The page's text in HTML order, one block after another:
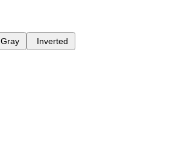
Gray Inverted